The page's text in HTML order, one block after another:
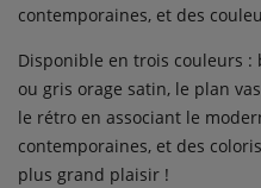
contemporaines, et des
Disponible en trois couleurs
ou gris orage satin, le plan
le rétro en associant le
contemporaines, et des
plus grand plaisir !